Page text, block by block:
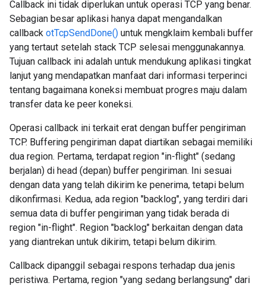
Callback ini tidak diperlukan untuk operasi TCP yang benar.
Sebagian besar aplikasi hanya dapat mengandalkan
callback otTcpSendDone() untuk mengklaim kembali buffer
yang tertaut setelah stack TCP selesai menggunakannya.
Tujuan callback ini adalah untuk mendukung aplikasi tingkat
lanjut yang mendapatkan manfaat dari informasi terperinci
tentang bagaimana koneksi membuat progres maju dalam
transfer data ke peer koneksi.
Operasi callback ini terkait erat dengan buffer pengiriman
TCP. Buffering pengiriman dapat diartikan sebagai memiliki
dua region. Pertama, terdapat region "in-flight" (sedang
berjalan) di head (depan) buffer pengiriman. Ini sesuai
dengan data yang telah dikirim ke penerima, tetapi belum
dikonfirmasi. Kedua, ada region "backlog", yang terdiri dari
semua data di buffer pengiriman yang tidak berada di
region "in-flight". Region "backlog" berkaitan dengan data
yang diantrekan untuk dikirim, tetapi belum dikirim.
Callback dipanggil sebagai respons terhadap dua jenis
peristiwa. Pertama, region "yang sedang berlangsung" dari